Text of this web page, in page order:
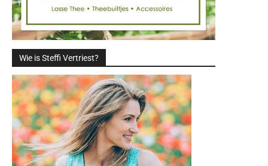
Wie is Steffi Vertriest?